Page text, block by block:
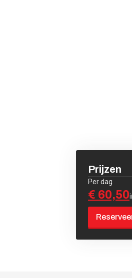
Prijzen
Per dag
€ 60,50